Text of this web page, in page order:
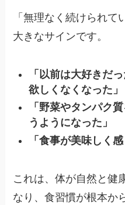
「無理なく続けられ
大きなサインです。
「以前は大好きだ
欲しくなくなった」
「野菜やタンパク
うようになった」
「食事が美味しく
これは、体が自然と健
なり、食習慣が根本か